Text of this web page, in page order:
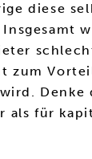
diese
für